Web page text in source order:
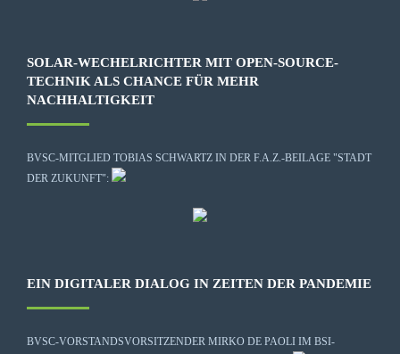
SOLAR-WECHELRICHTER MIT OPEN-SOURCE-
TECHNIK ALS CHANCE FÜR MEHR
NACHHALTIGKEIT
BVSC-MITGLIED TOBIAS SCHWARTZ IN DER F.A.Z.-BEILAGE "STADT
DER ZUKUNFT":
EIN DIGITALER DIALOG IN ZEITEN DER PANDEMIE
BVSC-VORSTANDSVORSITZENDER MIRKO DE PAOLI IM BSI-